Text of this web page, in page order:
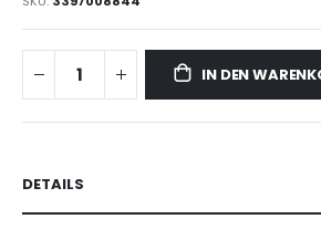
IN DEN
DETAILS